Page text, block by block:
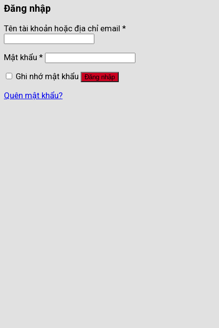
Đăng nhập
Tên tài khoản hoặc địa chỉ email *
Mật khẩu *
Ghi nhớ mật khẩu
Đăng nhập
Quên mật khẩu?